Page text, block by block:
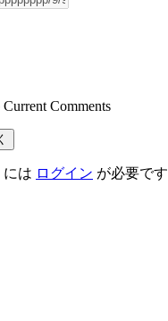
Current Comments
には ログイン が必要です